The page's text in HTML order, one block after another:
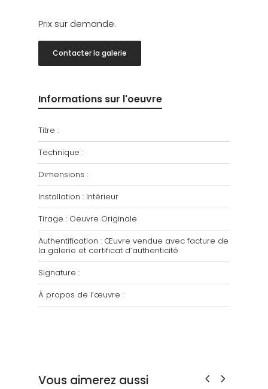
Prix sur demande.
Contacter la galerie
Informations sur l'oeuvre
Titre :
Technique :
Dimensions :
Installation : Intérieur
Tirage : Oeuvre Originale
Authentification : Œuvre vendue avec facture de
la galerie et certificat d’authenticité
Signature :
À propos de l’œuvre :
Vous aimerez aussi